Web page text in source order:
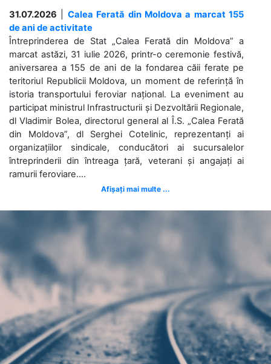
31.07.2026
Calea Ferată din Moldova a marcat 155
de ani de activitate
Întreprinderea de Stat „Calea Ferată din Moldova” a
marcat astăzi, 31 iulie 2026, printr-o ceremonie festivă,
aniversarea a 155 de ani de la fondarea căii ferate pe
teritoriul Republicii Moldova, un moment de referință în
istoria transportului feroviar național. La eveniment au
participat ministrul Infrastructurii și Dezvoltării Regionale,
dl Vladimir Bolea, directorul general al Î.S. „Calea Ferată
din Moldova”, dl Serghei Cotelinic, reprezentanți ai
organizațiilor sindicale, conducători ai sucursalelor
întreprinderii din întreaga țară, veterani și angajați ai
ramurii feroviare....
Afișați mai multe ...